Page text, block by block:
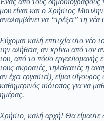
Ένας από τους δημοσιογράφους
μου είναι και ο Χρήστος
αναλαμβάνει να “τρέξει” τη
Εύχομαι καλή επιτυχία στο νέο
την αλήθεια, αν κρίνω από τον
του, από το πόσο εργασιομανής
τους ακροατές, τηλεθεατές η
αν έχει εργαστεί), είμαι
καθημερινός ισότοπος για να
ημέρας.
Χρήστο, καλή αρχή! Θα είμαστε